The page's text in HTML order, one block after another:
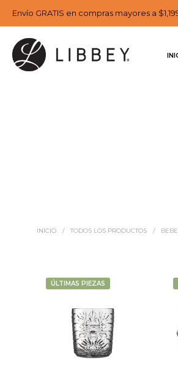
Envío GRATIS en compras mayores a
INICIO / TODOS LOS PRODUCTOS /
ÚLTIMAS PIEZAS